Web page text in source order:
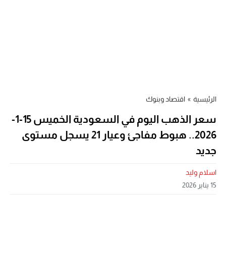
الرئيسية » اقتصاد وبنوك
سعر الذهب اليوم في السعودية الخميس 15-1-
2026.. هبوط مفاجئ وعيار 21 يسجل مستوى
جديد
اسلام وليد
15 يناير 2026